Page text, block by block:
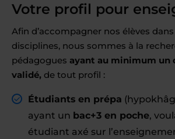
Votre profil pour
Afin d’accompagner nos élèves
disciplines, nous sommes à la
pédagogues ayant au minimum un
validé, de tout profil :
Étudiants en prépa
ayant un bac+3 en poche,
étudiant axé sur